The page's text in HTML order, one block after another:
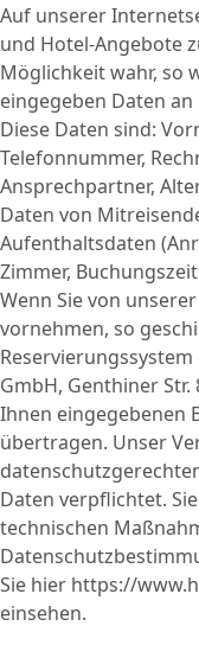
Auf unserer
und Hotel-Angebote
Möglichkeit wahr, so
eingegeben Daten
Diese Daten sind:
Telefonnummer,
Ansprechpartner,
Daten von
Aufenthaltsdaten
Zimmer,
Wenn Sie von
vornehmen, so
GmbH, Genthiner Str.
Ihnen eingegebenen
übertragen. Unser
Daten verpflichtet.
technischen
Sie hier https://
einsehen.